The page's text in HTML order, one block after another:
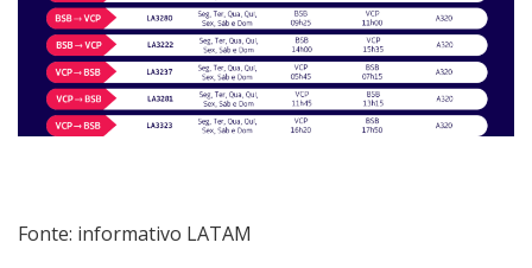
Fonte: informativo LATAM